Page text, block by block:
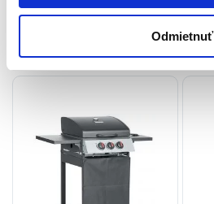
Odmietnuť
Súvisiace produkty